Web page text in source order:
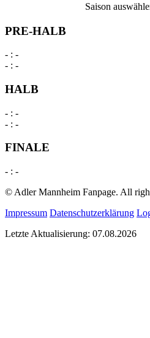
Saison
PRE-HALB
- : -
- : -
HALB
- : -
- : -
FINALE
- : -
© Adler Mannheim Fanpage. All
Impressum Datenschutzerklärung
Letzte Aktualisierung: 07.08.2026